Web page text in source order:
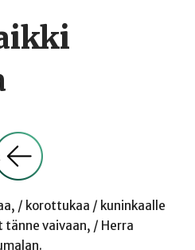
/ korottukaa / kuninkaalle
tänne vaivaan, / Herra